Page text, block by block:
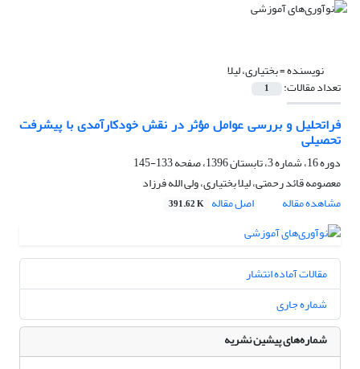
نویسنده =بختیاری، لیلا
تعداد مقالات: 1
فراتحلیل و بررسی عوامل مؤثر در نقش خودکارآمدی با پیشرفت
تحصیلی
دوره 16، شماره 3، تابستان 1396، صفحه
133-145
معصومه قائد رحمتی، لیلا بختیاری، ولی الله فرزاد
مشاهده مقاله
اصل مقاله 391.62 K
مقالات آماده انتشار
شماره جاری
شماره‌های پیشین نشریه